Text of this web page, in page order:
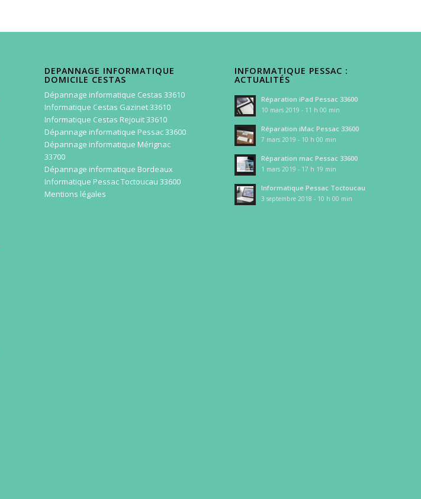
DEPANNAGE INFORMATIQUE
DOMICILE CESTAS
Dépannage informatique Cestas 33610
Informatique Cestas Gazinet 33610
Informatique Cestas Rejouit 33610
Dépannage informatique Pessac 33600
Dépannage informatique Mérignac
33700
Dépannage informatique Bordeaux
Informatique Pessac Toctoucau 33600
Mentions légales
INFORMATIQUE PESSAC :
ACTUALITÉS
Réparation iPad Pessac 33600
10 mars 2019 - 11 h 00 min
Réparation iMac Pessac 33600
7 mars 2019 - 10 h 00 min
Réparation mac Pessac 33600
1 mars 2019 - 17 h 19 min
Informatique Pessac Toctoucau
3 septembre 2018 - 10 h 00 min